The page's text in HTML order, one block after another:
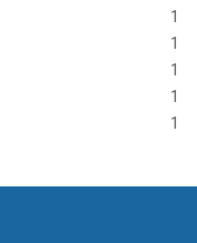
1
1
1
1
1